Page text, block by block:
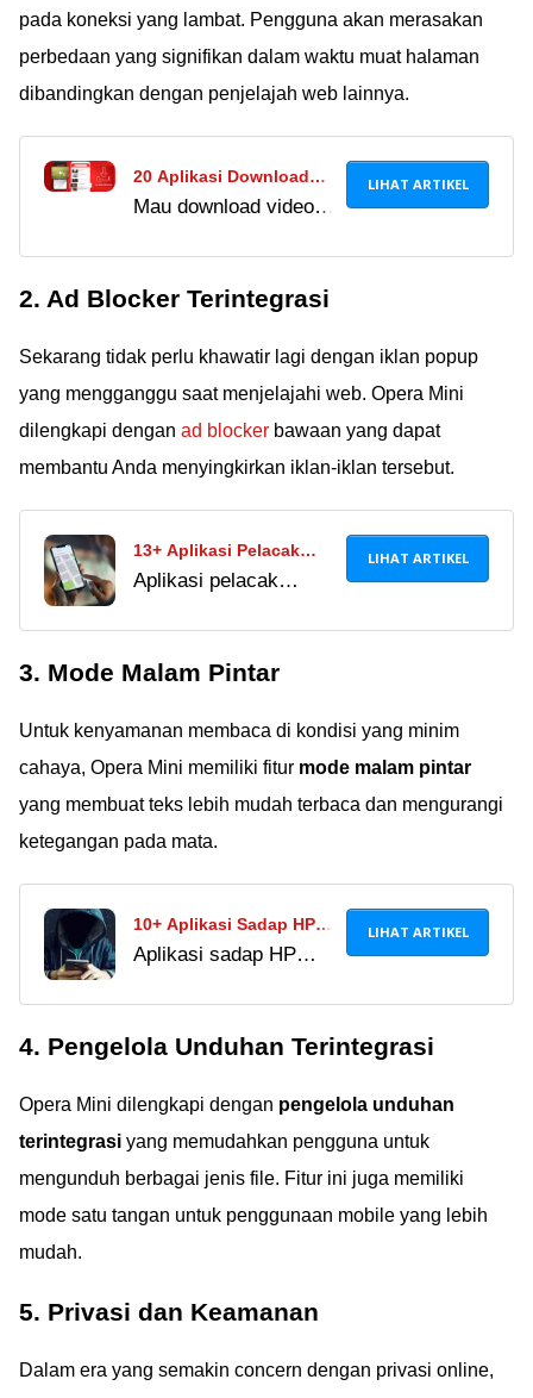
di sini!
pada koneksi yang lambat. Pengguna akan merasakan
perbedaan yang signifikan dalam waktu muat halaman
dibandingkan dengan penjelajah web lainnya.
20 Aplikasi Download
Video Terbaik 2024, Bisa
Mau download video
punya rekomendasi
video terbaik 2024
untuk kamu coba.
Gratis!
LIHAT ARTIKEL
2. Ad Blocker Terintegrasi
Sekarang tidak perlu khawatir lagi dengan iklan popup
yang mengganggu saat menjelajahi web. Opera Mini
dilengkapi dengan ad blocker bawaan yang dapat
membantu Anda menyingkirkan iklan-iklan tersebut.
13+ Aplikasi Pelacak
Nomor HP Terbaik 2024,
Aplikasi pelacak
penelepon,
spam, dan lacak
perangkat dengan
mudah. Download di
sini!
LIHAT ARTIKEL
3. Mode Malam Pintar
Untuk kenyamanan membaca di kondisi yang minim
cahaya, Opera Mini memiliki fitur mode malam pintar
yang membuat teks lebih mudah terbaca dan mengurangi
ketegangan pada mata.
10+ Aplikasi Sadap HP
Terbaik dan Paling
Aplikasi sadap HP
banyak beredar secara
digunakan untuk
memantau aktivitas
target!
LIHAT ARTIKEL
4. Pengelola Unduhan Terintegrasi
Opera Mini dilengkapi dengan pengelola unduhan
terintegrasi yang memudahkan pengguna untuk
mengunduh berbagai jenis file. Fitur ini juga memiliki
mode satu tangan untuk penggunaan mobile yang lebih
mudah.
5. Privasi dan Keamanan
Dalam era yang semakin concern dengan privasi online,